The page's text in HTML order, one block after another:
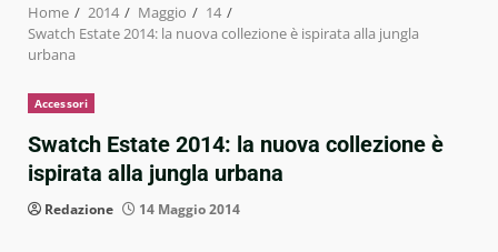
Home 2014 Maggio
14
Swatch Estate 2014: la nuova collezione è ispirata alla jungla
urbana
Accessori
Swatch Estate 2014: la nuova collezione è
ispirata alla jungla urbana
Redazione 14 Maggio 2014